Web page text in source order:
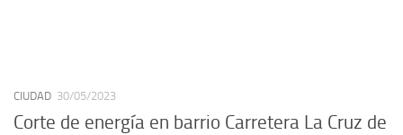
CIUDAD 30/05/2023
Corte de energía en barrio Carretera La Cruz de